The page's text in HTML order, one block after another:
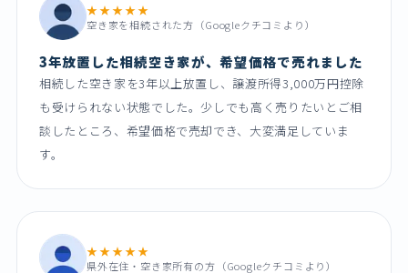
★★★★★
空き家を相続された方（Googleクチコミより）
3年放置した相続空き家が、希望価格で売れました
相続した空き家を3年以上放置し、譲渡所得3,000万円控除
も受けられない状態でした。少しでも高く売りたいとご相
談したところ、希望価格で売却でき、大変満足していま
す。
★★★★★
県外在住・空き家所有の方（Googleクチコミより）